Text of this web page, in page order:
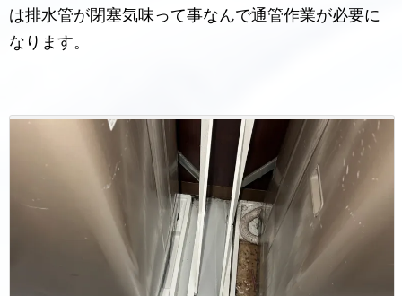
は排水管が閉塞気味って事なんで通管作業が必要に
なります。